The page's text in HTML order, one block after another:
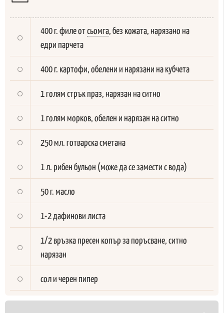
400 г. филе отсьомга, без кожата, нарязано на
едри парчета
400 г. картофи, обелени и нарязани на кубчета
1 голям стрък праз, нарязан на ситно
1 голям морков, обелен и нарязан на ситно
250 мл. готварска сметана
1 л. рибен бульон (може да се замести с вода)
50 г. масло
1-2 дафинови листа
1/2 връзка пресен копър за поръсване, ситно
нарязан
сол и черен пипер